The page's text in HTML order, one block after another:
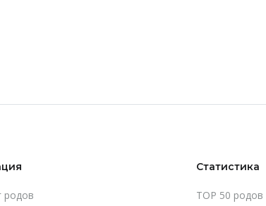
родов
Статистика
TOP 50 родов